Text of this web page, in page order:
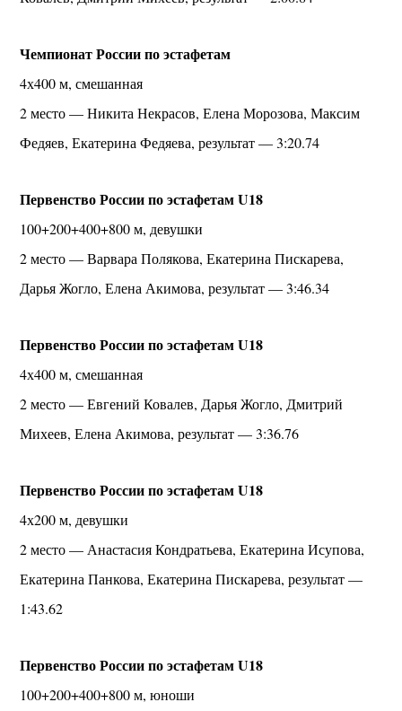
Чемпионат России по эстафетам
4х400 м, смешанная
2 место — Никита Некрасов, Елена Морозова, Максим
Федяев, Екатерина Федяева, результат — 3:20.74
Первенство России по эстафетам U18
100+200+400+800 м, девушки
2 место — Варвара Полякова, Екатерина Пискарева,
Дарья Жогло, Елена Акимова, результат — 3:46.34
Первенство России по эстафетам U18
4х400 м, смешанная
2 место — Евгений Ковалев, Дарья Жогло, Дмитрий
Михеев, Елена Акимова, результат — 3:36.76
Первенство России по эстафетам U18
4х200 м, девушки
2 место — Анастасия Кондратьева, Екатерина Исупова,
Екатерина Панкова, Екатерина Пискарева, результат —
1:43.62
Первенство России по эстафетам U18
100+200+400+800 м, юноши